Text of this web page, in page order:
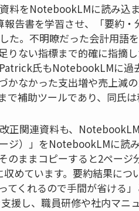
料をNotebookLMに読み込
告書を学習させ、「要約
た。不明瞭だった会計用語
りない指標まで的確に指摘
氏もNotebookLMに過
かなかった支出増や売上減
で補助ツールであり、同氏
正関連資料も、
ジ）」をNotebookLMに読
のままコピーすると2ページ
めています。要約結果につ
くれるので手間が省ける
援し、職員研修や社内マニ